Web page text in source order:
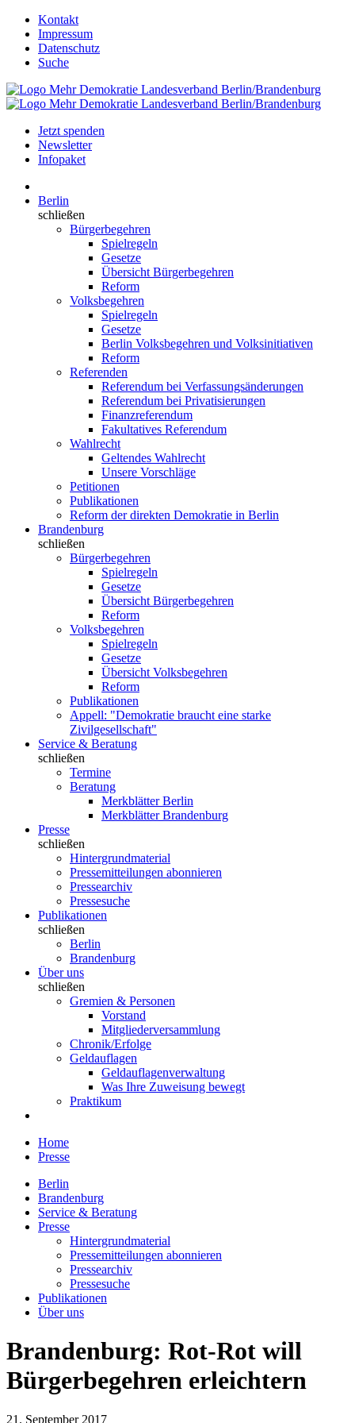
Kontakt
Impressum
Datenschutz
Suche
Jetzt spenden
Newsletter
Infopaket
Berlin
schließen
Bürgerbegehren
Spielregeln
Gesetze
Übersicht Bürgerbegehren
Reform
Volksbegehren
Spielregeln
Gesetze
Berlin Volksbegehren und Volksinitiativen
Reform
Referenden
Referendum bei Verfassungsänderungen
Referendum bei Privatisierungen
Finanzreferendum
Fakultatives Referendum
Wahlrecht
Geltendes Wahlrecht
Unsere Vorschläge
Petitionen
Publikationen
Reform der direkten Demokratie in Berlin
Brandenburg
schließen
Bürgerbegehren
Spielregeln
Gesetze
Übersicht Bürgerbegehren
Reform
Volksbegehren
Spielregeln
Gesetze
Übersicht Volksbegehren
Reform
Publikationen
Appell: "Demokratie braucht eine starke
Zivilgesellschaft"
Service & Beratung
schließen
Termine
Beratung
Merkblätter Berlin
Merkblätter Brandenburg
Presse
schließen
Hintergrundmaterial
Pressemitteilungen abonnieren
Pressearchiv
Pressesuche
Publikationen
schließen
Berlin
Brandenburg
Über uns
schließen
Gremien & Personen
Vorstand
Mitgliederversammlung
Chronik/Erfolge
Geldauflagen
Geldauflagenverwaltung
Was Ihre Zuweisung bewegt
Praktikum
Home
Presse
Berlin
Brandenburg
Service & Beratung
Presse
Hintergrundmaterial
Pressemitteilungen abonnieren
Pressearchiv
Pressesuche
Publikationen
Über uns
Brandenburg: Rot-Rot will
Bürgerbegehren erleichtern
21. September 2017